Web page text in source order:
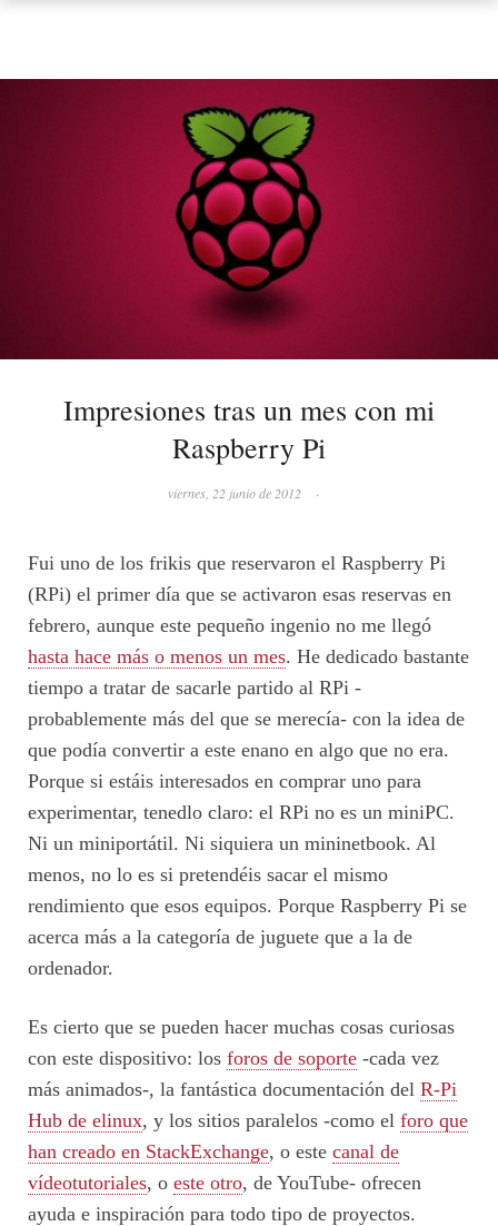
Impresiones tras un mes con mi
Raspberry Pi
viernes, 22 junio de 2012 ·
Fui uno de los frikis que reservaron el Raspberry Pi
(RPi) el primer día que se activaron esas reservas en
febrero, aunque este pequeño ingenio no me llegó
hasta hace más o menos un mes. He dedicado bastante
tiempo a tratar de sacarle partido al RPi -
probablemente más del que se merecía- con la idea de
que podía convertir a este enano en algo que no era.
Porque si estáis interesados en comprar uno para
experimentar, tenedlo claro: el RPi no es un miniPC.
Ni un miniportátil. Ni siquiera un mininetbook. Al
menos, no lo es si pretendéis sacar el mismo
rendimiento que esos equipos. Porque Raspberry Pi se
acerca más a la categoría de juguete que a la de
ordenador.
Es cierto que se pueden hacer muchas cosas curiosas
con este dispositivo: los foros de soporte -cada vez
más animados-, la fantástica documentación del R-Pi
Hub de elinux, y los sitios paralelos -como el foro que
han creado en StackExchange, o este canal de
vídeotutoriales, o este otro, de YouTube- ofrecen
ayuda e inspiración para todo tipo de proyectos.